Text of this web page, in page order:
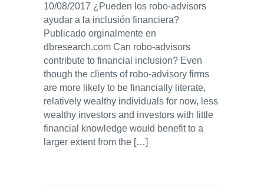
10/08/2017 ¿Pueden los robo-advisors
ayudar a la inclusión financiera?
Publicado orginalmente en
dbresearch.com Can robo-advisors
contribute to financial inclusion? Even
though the clients of robo-advisory firms
are more likely to be financially literate,
relatively wealthy individuals for now, less
wealthy investors and investors with little
financial knowledge would benefit to a
larger extent from the […]